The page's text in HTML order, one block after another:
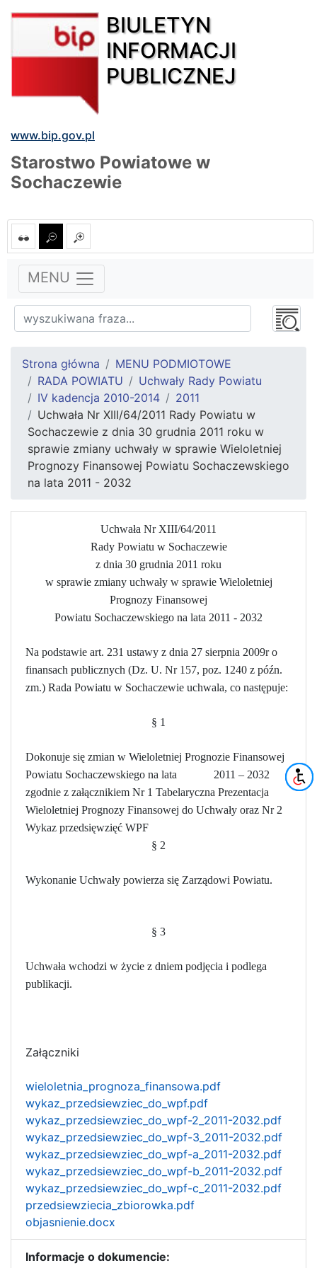
BIULETYN
INFORMACJI
PUBLICZNEJ
www.bip.gov.pl
Starostwo Powiatowe w
Sochaczewie
MENU
Strona główna
MENU PODMIOTOWE
RADA POWIATU
Uchwały Rady Powiatu
IV kadencja 2010-2014
2011
Uchwała Nr XIII/64/2011 Rady Powiatu w
Sochaczewie z dnia 30 grudnia 2011 roku w
sprawie zmiany uchwały w sprawie Wieloletniej
Prognozy Finansowej Powiatu Sochaczewskiego
na lata 2011 - 2032
Uchwała Nr XIII/64/2011
Rady Powiatu w Sochaczewie
z dnia 30 grudnia 2011 roku
w sprawie zmiany uchwały w sprawie Wieloletniej
Prognozy Finansowej
Powiatu Sochaczewskiego na lata 2011 - 2032
Na podstawie art. 231 ustawy z dnia 27 sierpnia 2009r o
finansach publicznych (Dz. U. Nr 157, poz. 1240 z późn.
zm.) Rada Powiatu w Sochaczewie uchwala, co następuje:
§ 1
Dokonuje się zmian w Wieloletniej Prognozie Finansowej
Powiatu Sochaczewskiego na lata 2011 – 2032
zgodnie z załącznikiem Nr 1 Tabelaryczna Prezentacja
Wieloletniej Prognozy Finansowej do Uchwały oraz Nr 2
Wykaz przedsięwzięć WPF
§ 2
Wykonanie Uchwały powierza się Zarządowi Powiatu.
§ 3
Uchwała wchodzi w życie z dniem podjęcia i podlega
publikacji.
Załączniki
wieloletnia_prognoza_finansowa.pdf
wykaz_przedsiewziec_do_wpf.pdf
wykaz_przedsiewziec_do_wpf-2_2011-2032.pdf
wykaz_przedsiewziec_do_wpf-3_2011-2032.pdf
wykaz_przedsiewziec_do_wpf-a_2011-2032.pdf
wykaz_przedsiewziec_do_wpf-b_2011-2032.pdf
wykaz_przedsiewziec_do_wpf-c_2011-2032.pdf
przedsiewziecia_zbiorowka.pdf
objasnienie.docx
Informacje o dokumencie: